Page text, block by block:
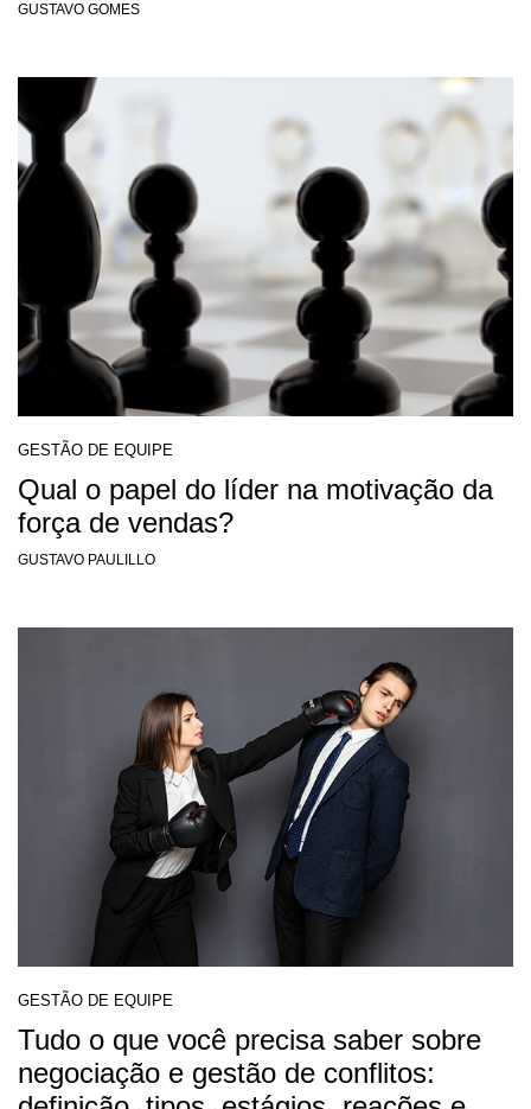
GUSTAVO GOMES
GESTÃO DE EQUIPE
Qual o papel do líder na motivação da
força de vendas?
GUSTAVO PAULILLO
GESTÃO DE EQUIPE
Tudo o que você precisa saber sobre
negociação e gestão de conflitos: